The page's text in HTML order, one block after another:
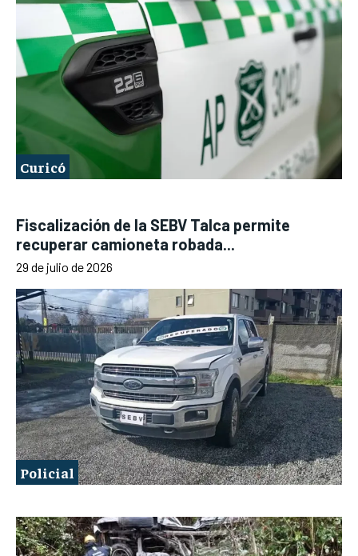
Curicó
Fiscalización de la SEBV Talca permite
recuperar camioneta robada...
29 de julio de 2026
Policial